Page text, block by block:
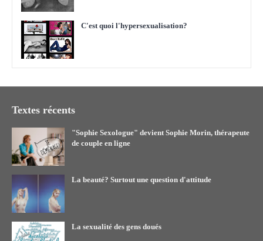
C'est quoi l'hypersexualisation?
Textes récents
"Sophie Sexologue" devient Sophie Morin, thérapeute
de couple en ligne
La beauté? Surtout une question d'attitude
La sexualité des gens doués